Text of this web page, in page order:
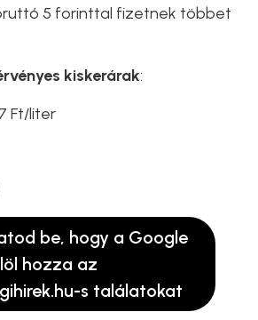
5 forinttal fizetnek többet
kiskerárak:
Ft/liter
be, hogy a Google
hozza az
s találatokat